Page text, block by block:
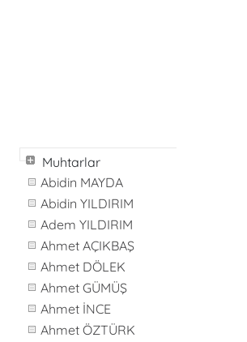
Muhtarlar
Abidin MAYDA
Abidin YILDIRIM
Adem YILDIRIM
Ahmet AÇIKBAŞ
Ahmet DÖLEK
Ahmet GÜMÜŞ
Ahmet İNCE
Ahmet ÖZTÜRK